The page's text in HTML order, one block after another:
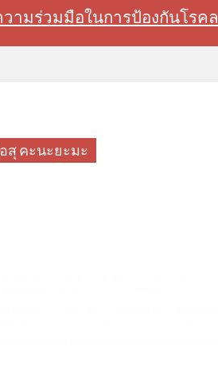
ามร่วมมือในการป้องกันโรค
สุ คะนะยะมะ